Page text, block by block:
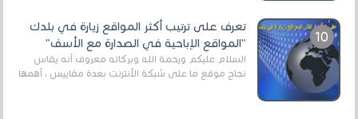
تعرف على ترتيب أكثر المواقع زيارة في بلدك
"المواقع الإباحية في الصدارة مع الأسف"
السلام عليكم ورحمة الله وبركاته معروف أنه يقاس
نجاح موقع ما على شبكة الأنترنت بعدة مقاييس ، أهمها